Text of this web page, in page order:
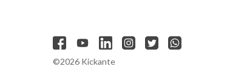
©2026 Kickante